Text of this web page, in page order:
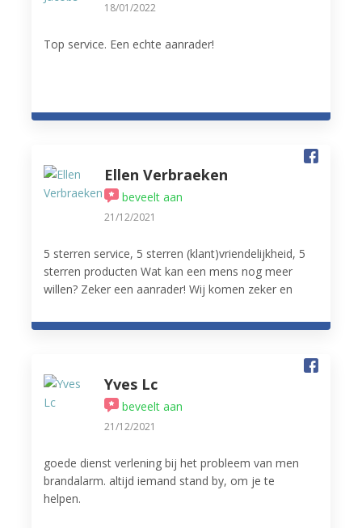
18/01/2022
Top service. Een echte aanrader!
Ellen Verbraeken
beveelt aan
21/12/2021
5 sterren service, 5 sterren (klant)vriendelijkheid, 5
sterren producten Wat kan een mens nog meer
willen? Zeker een aanrader! Wij komen zeker en
Yves Lc
beveelt aan
21/12/2021
goede dienst verlening bij het probleem van men
brandalarm. altijd iemand stand by, om je te
helpen.